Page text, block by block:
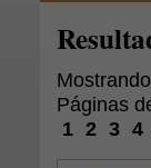
Páginas
1 2 3 4